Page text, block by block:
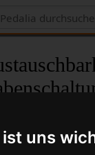
uns
von